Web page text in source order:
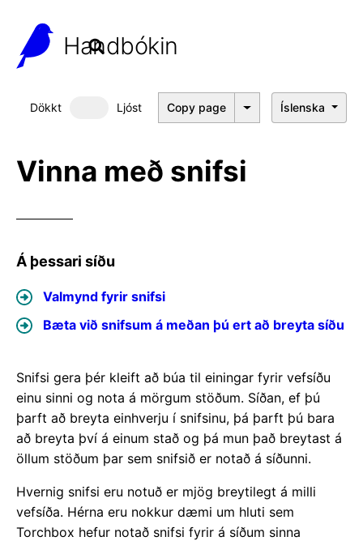
Handbókin
Dökkt Dökkt þema
Ljóst Copy page Íslenska
Vinna með snifsi
Á þessari síðu
Valmynd fyrir snifsi
Bæta við snifsum á meðan þú ert að breyta síðu
Snifsi gera þér kleift að búa til einingar fyrir vefsíðu
einu sinni og nota á mörgum stöðum. Síðan, ef þú
þarft að breyta einhverju í snifsinu, þá þarft þú bara
að breyta því á einum stað og þá mun það breytast á
öllum stöðum þar sem snifsið er notað á síðunni.
Hvernig snifsi eru notuð er mjög breytilegt á milli
vefsíða. Hérna eru nokkur dæmi um hluti sem
Torchbox hefur notað snifsi fyrir á síðum sinna